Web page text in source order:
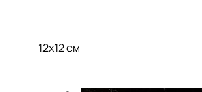
12x12 см